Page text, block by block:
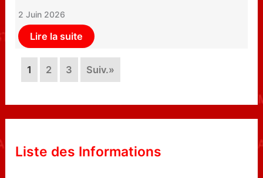
2 Juin 2026
Lire la suite
1 2 3 Suiv.»
Liste des Informations